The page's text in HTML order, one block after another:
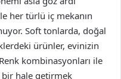
her türlü iç mekanın
Soft tonlarda, doğal
ürünler, evinizin
kombinasyonları ile
bir hale getirmek